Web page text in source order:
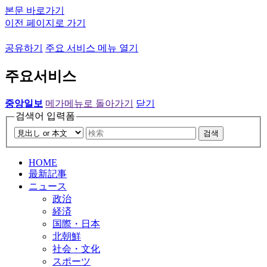
본문 바로가기
이전 페이지로 가기
공유하기 주요 서비스 메뉴 열기
주요서비스
중앙일보 메가메뉴로 돌아가기
닫기
검색어 입력폼
검색
HOME
最新記事
ニュース
政治
経済
国際・日本
北朝鮮
社会・文化
スポーツ